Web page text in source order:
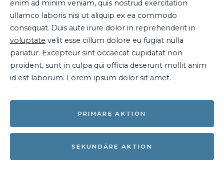
enim ad minim veniam, quis nostrud exercitation
ullamco laboris nisi ut aliquip ex ea commodo
consequat. Duis aute irure dolor in reprehenderit in
voluptate velit esse cillum dolore eu fugiat nulla
pariatur. Excepteur sint occaecat cupidatat non
proident, sunt in culpa qui officia deserunt mollit anim
id est laborum. Lorem ipsum dolor sit amet.
PRIMÄRE AKTION
SEKUNDÄRE AKTION